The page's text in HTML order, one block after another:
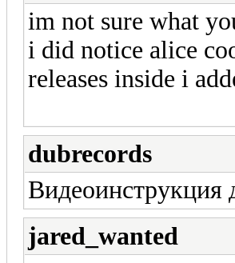
im not sure what
i did notice alice
releases inside i
dubrecords
Видеоинструкция
jared_wanted